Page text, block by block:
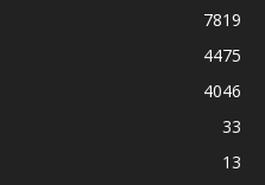
7819
4475
4046
33
13